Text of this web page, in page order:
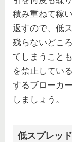
積み重ねて稼
返すので、低
残らないどこ
てしまうこと
を禁止してい
するブローカ
しましょう。
低スプレッ